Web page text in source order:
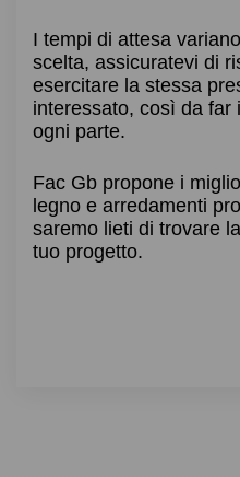
I tempi di attesa
scelta, assicuratevi di
esercitare la stessa
interessato, così da far
ogni parte.
Fac Gb propone i
legno e arredamenti
saremo lieti di trovare
tuo progetto.